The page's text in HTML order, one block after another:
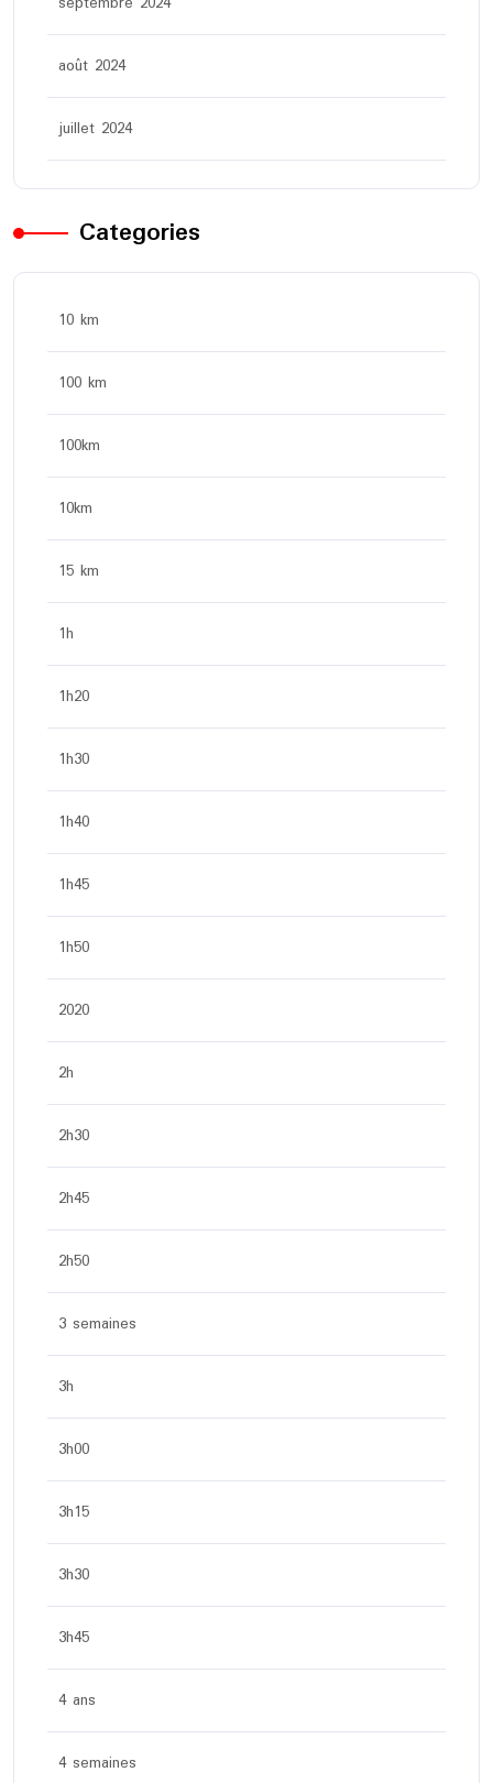
août 2024
juillet 2024
Categories
10 km
100 km
100km
10km
15 km
1h
1h20
1h30
1h40
1h45
1h50
2020
2h
2h30
2h45
2h50
3 semaines
3h
3h00
3h15
3h30
3h45
4 ans
4 semaines